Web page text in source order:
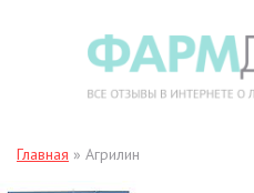
Главная » Агрилин